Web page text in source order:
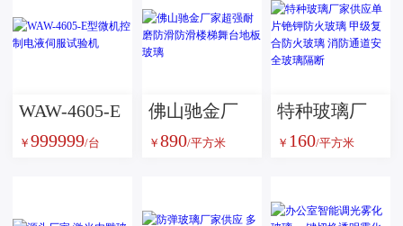
WAW-4605-E
型微机控制
￥ 999999/台
佛山驰金厂
家超强耐磨
￥ 890/平方米
特种玻璃厂
家供应单片
璃 甲级复合
￥ 160/平方米